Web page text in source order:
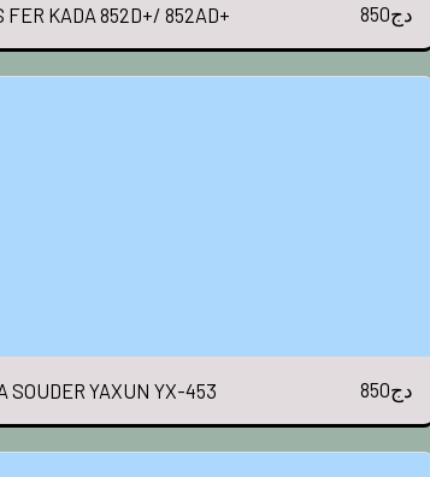
FER KADA 852D+/ 852AD+ 850دج
SOUDER YAXUN YX-453 850دج